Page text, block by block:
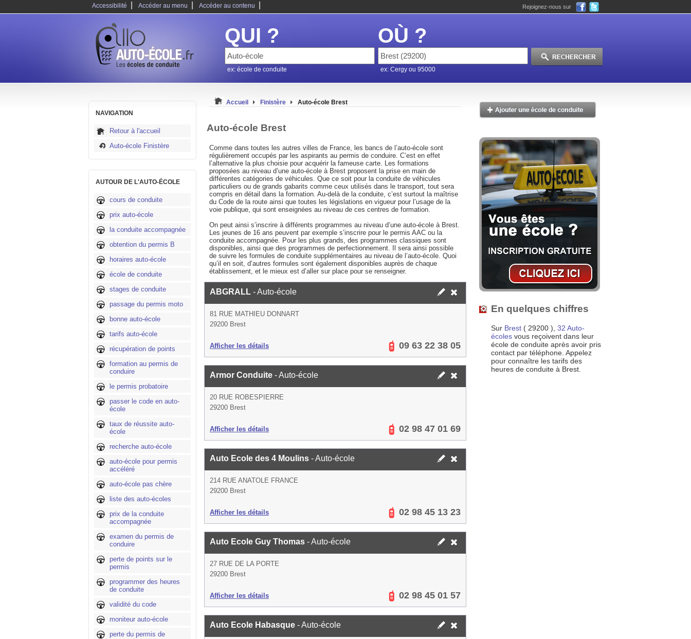
Accessibilité Accéder au menu Accéder au contenu Rejoignez-nous sur
QUI ?
ex: école de conduite
OÙ ?
ex: Cergy ou 95000
NAVIGATION
Retour à l'accueil
Auto-école Finistère
AUTOUR DE L'AUTO-ÉCOLE
cours de conduite
prix auto-école
la conduite accompagnée
obtention du permis B
horaires auto-école
école de conduite
stages de conduite
passage du permis moto
bonne auto-école
tarifs auto-école
récupération de points
formation au permis de
conduire
le permis probatoire
passer le code en auto-
école
taux de réussite auto-
école
recherche auto-école
auto-école pour permis
accéléré
auto-école pas chère
liste des auto-écoles
prix de la conduite
accompagnée
examen du permis de
conduire
perte de points sur le
permis
programmer des heures
de conduite
validité du code
moniteur auto-école
perte du permis de
Accueil Finistère Auto-école Brest
Auto-école Brest
Comme dans toutes les autres villes de France, les bancs de l’auto-école sont
régulièrement occupés par les aspirants au permis de conduire. C’est en effet
l’alternative la plus choisie pour acquérir la fameuse carte. Les formations
proposées au niveau d’une auto-école à Brest proposent la prise en main de
différentes catégories de véhicules. Que ce soit pour la conduite de véhicules
particuliers ou de grands gabarits comme ceux utilisés dans le transport, tout sera
compris en détail dans la formation. Au-delà de la conduite, c’est surtout la maîtrise
du Code de la route ainsi que toutes les législations en vigueur pour l’usage de la
voie publique, qui sont enseignées au niveau de ces centres de formation.
On peut ainsi s’inscrire à différents programmes au niveau d’une auto-école à Brest.
Les jeunes de 16 ans peuvent par exemple s’inscrire pour le permis AAC ou la
conduite accompagnée. Pour les plus grands, des programmes classiques sont
disponibles, ainsi que des programmes de perfectionnement. Il sera ainsi possible
de suivre les formules de conduite supplémentaires au niveau de l’auto-école. Quoi
qu’il en soit, d’autres formules sont également disponibles auprès de chaque
établissement, et le mieux est d’aller sur place pour se renseigner.
ABGRALL - Auto-école
81 RUE MATHIEU DONNART
29200 Brest
Afficher les détails 09 63 22 38 05
Armor Conduite - Auto-école
20 RUE ROBESPIERRE
29200 Brest
Afficher les détails 02 98 47 01 69
Auto Ecole des 4 Moulins - Auto-école
214 RUE ANATOLE FRANCE
29200 Brest
Afficher les détails 02 98 45 13 23
Auto Ecole Guy Thomas - Auto-école
27 RUE DE LA PORTE
29200 Brest
Afficher les détails 02 98 45 01 57
Auto Ecole Habasque - Auto-école
En quelques chiffres
Sur Brest ( 29200 ), 32 Auto-
écoles vous reçoivent dans leur
école de conduite après avoir pris
contact par téléphone. Appelez
pour connaître les tarifs des
heures de conduite à Brest.